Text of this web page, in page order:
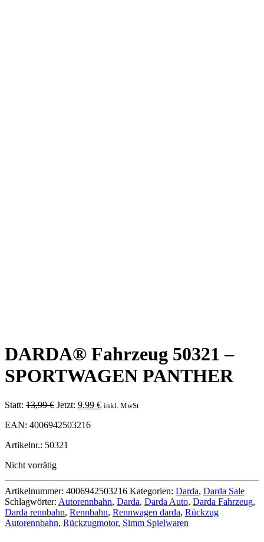
DARDA® Fahrzeug 50321 –
SPORTWAGEN PANTHER
Statt: 13,99€ Ursprünglicher
war:
Jetzt: 9,99 €Aktueller
inkl. MwSt
EAN: 4006942503216
Artikelnr.: 50321
Nicht vorrätig
Artikelnummer: 4006942503216 Kategorien: Darda, Darda Sale
Schlagwörter: Autorennbahn, Darda, Darda Auto, Darda Fahrzeug,
Darda rennbahn, Rennbahn, Rennwagen darda, Rückzug
Autorennbahn, Rückzugmotor, Simm Spielwaren